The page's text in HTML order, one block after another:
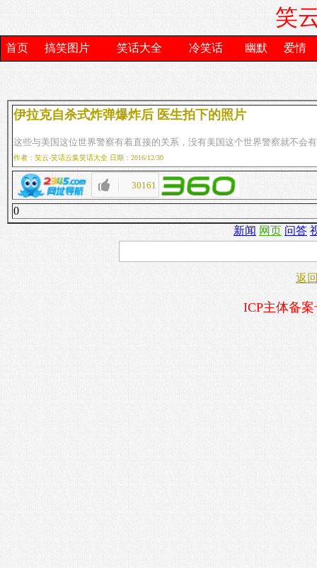
笑
首页 搞笑图片 笑话大全 冷笑话 幽默 爱情
伊拉克自杀式炸弹爆炸后 医生拍下的照片
这些与美国这位世界警察有着直接的关系，没有美国这个世界警察就不会
作者：笑云-笑话云集笑话大全 日期：2016/12/30
30161
0
新闻 网页 问答
返
ICP主体备案